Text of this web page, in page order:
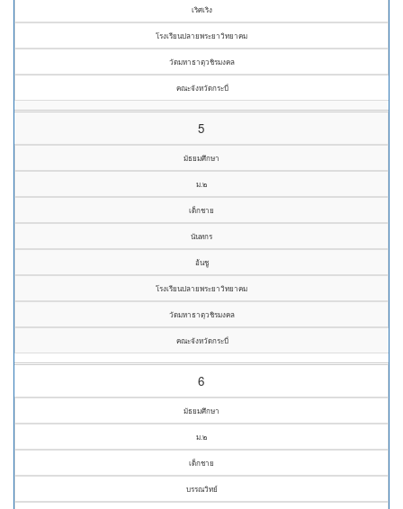
เริศเริง
โรงเรียนปลายพระยาวิทยาคม
วัดมหาธาตุวชิรมงคล
คณะจังหวัดกระบี่
5
มัธยมศึกษา
ม.๒
เด็กชาย
นันทกร
อ้นชู
โรงเรียนปลายพระยาวิทยาคม
วัดมหาธาตุวชิรมงคล
คณะจังหวัดกระบี่
6
มัธยมศึกษา
ม.๒
เด็กชาย
บรรณวิทย์